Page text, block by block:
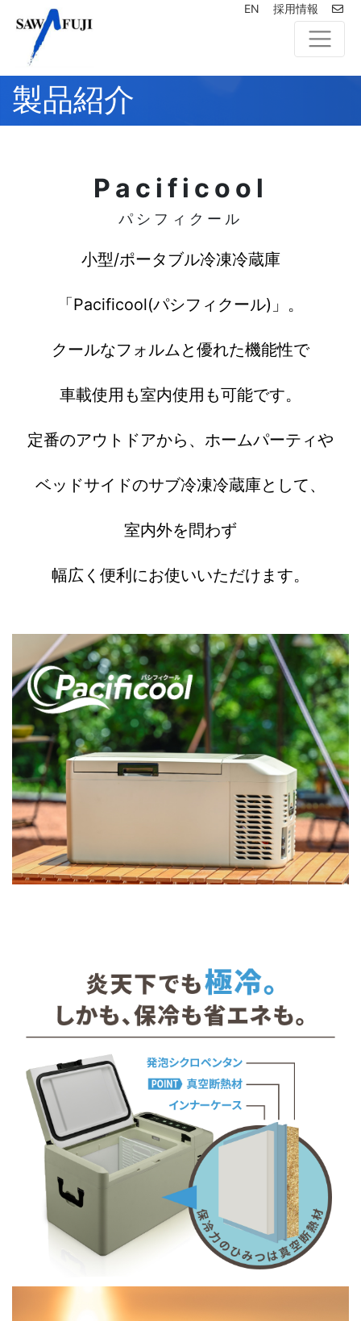
EN 採用情報
製品紹介
Pacificool
パシフィクール
小型/ポータブル冷凍冷蔵庫
「Pacificool(パシフィクール)」。
クールなフォルムと優れた機能性で
車載使用も室内使用も可能です。
定番のアウトドアから、ホームパーティや
ベッドサイドのサブ冷凍冷蔵庫として、
室内外を問わず
幅広く便利にお使いいただけます。